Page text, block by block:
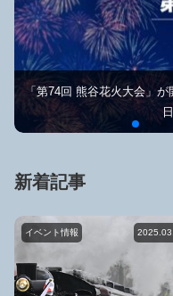
「第74回 熊谷花火大会」
日
新着記事
イベント情報